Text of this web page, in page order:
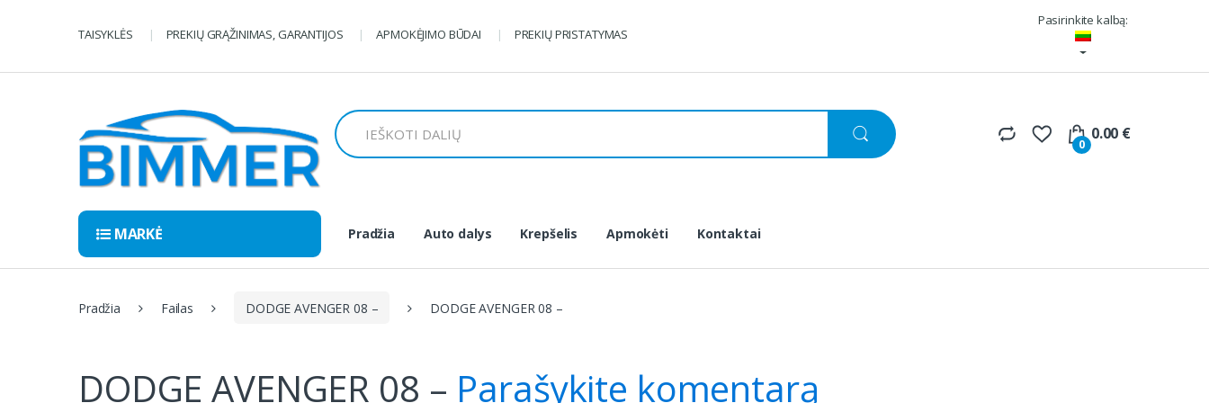
TAISYKLĖS PREKIŲ GRĄŽINIMAS, GARANTIJOS APMOKĖJIMO BŪDAI PREKIŲ PRISTATYMAS
Pasirinkite kalbą:
Ieškoti:
0
0.00 €
MARKĖ Pradžia Auto dalys Krepšelis Apmokėti Kontaktai
Pradžia Failas DODGE AVENGER 08 – DODGE AVENGER 08 –
DODGE AVENGER 08 – Parašykite komentarą